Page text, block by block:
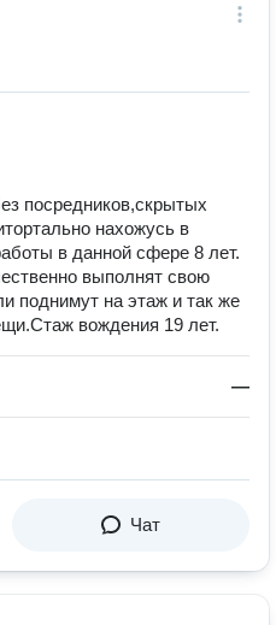
посредников,скрытых
нахожусь в
в данной сфере 8 лет.
выполнят свою
поднимут на этаж и так же
вождения 19 лет.
—
Чат